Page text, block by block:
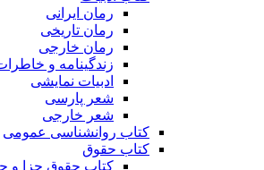
رمان ایرانی
رمان تاریخی
رمان خارجی
زندگینامه و
ادبیات نمایشی
شعر پارسی
شعر خارجی
کتاب روانشناسی عمومی
کتاب حقوق
کتاب حقوق جزا و